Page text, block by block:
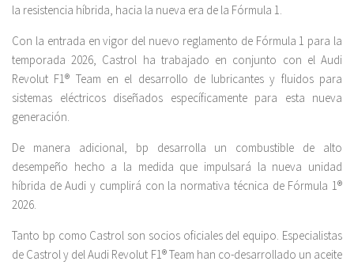
la resistencia híbrida, hacia la nueva era de la Fórmula 1.
Con la entrada en vigor del nuevo reglamento de Fórmula 1 para la
temporada 2026, Castrol ha trabajado en conjunto con el Audi
Revolut F1® Team en el desarrollo de lubricantes y fluidos para
sistemas eléctricos diseñados específicamente para esta nueva
generación.
De manera adicional, bp desarrolla un combustible de alto
desempeño hecho a la medida que impulsará la nueva unidad
híbrida de Audi y cumplirá con la normativa técnica de Fórmula 1®
2026.
Tanto bp como Castrol son socios oficiales del equipo. Especialistas
de Castrol y del Audi Revolut F1® Team han co-desarrollado un aceite